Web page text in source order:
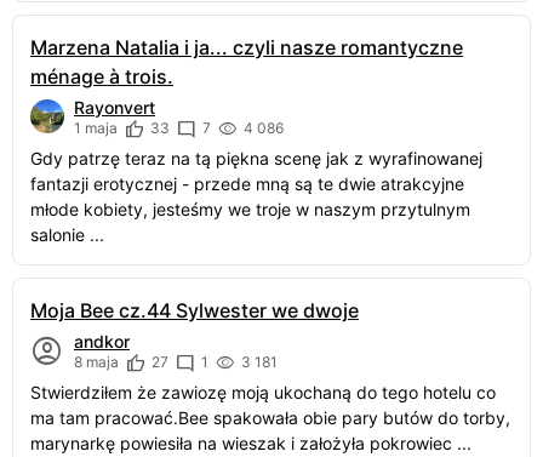
Marzena Natalia i ja... czyli nasze romantyczne
ménage à trois.
Rayonvert
1 maja 33 7 4 086
Gdy patrzę teraz na tą piękna scenę jak z wyrafinowanej
fantazji erotycznej - przede mną są te dwie atrakcyjne
młode kobiety, jesteśmy we troje w naszym przytulnym
salonie ...
Moja Bee cz.44 Sylwester we dwoje
andkor
8 maja 27 1 3 181
Stwierdziłem że zawiozę moją ukochaną do tego hotelu co
ma tam pracować.Bee spakowała obie pary butów do torby,
marynarkę powiesiła na wieszak i założyła pokrowiec ...